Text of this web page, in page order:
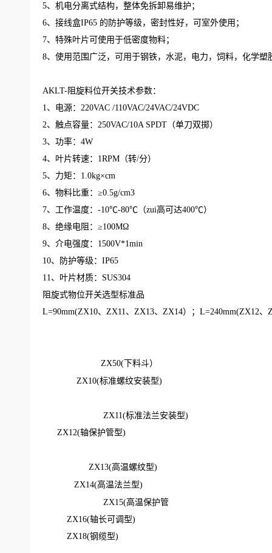
5、机电分离式结构，整体免拆卸易维护；
6、接线盒IP65 的防护等级，密封性好，可室外使用；
7、特殊叶片可使用于低密度物料；
8、使用范围广泛，可用于钢铁，水泥，电力，饲料，化学塑
AKLT-阻旋料位开关技术参数：
1、电源：220VAC /110VAC/24VAC/24VDC
2、触点容量：250VAC/10A SPDT（单刀双掷）
3、功率：4W
4、叶片转速：1RPM（转/分）
5、力矩：1.0kg×cm
6、物料比重：≥0.5g/cm3
7、工作温度：-10℃-80℃（zui高可达400℃）
8、绝缘电阻：≥100MΩ
9、介电强度：1500V*1min
10、防护等级：IP65
11、叶片材质：SUS304
阻旋式物位开关选型标准品
L=90mm(ZX10、ZX11、ZX13、ZX14）；L=240mm(ZX12
ZX50(下料斗）
ZX10(标准螺纹安装型)
ZX11(标准法兰安装型)
ZX12(轴保护管型)
ZX13(高温螺纹型)
ZX14(高温法兰型)
ZX15(高温保护管
ZX16(轴长可调型)
ZX18(钢缆型)